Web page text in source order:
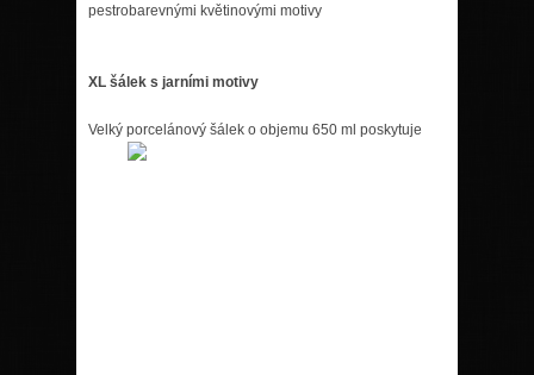
pestrobarevnými květinovými motivy
XL šálek s jarními motivy
Velký porcelánový šálek o objemu 650 ml poskytuje